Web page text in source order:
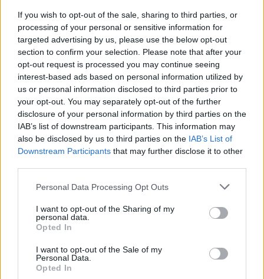
If you wish to opt-out of the sale, sharing to third parties, or
processing of your personal or sensitive information for
targeted advertising by us, please use the below opt-out
section to confirm your selection. Please note that after your
opt-out request is processed you may continue seeing
interest-based ads based on personal information utilized by
us or personal information disclosed to third parties prior to
your opt-out. You may separately opt-out of the further
disclosure of your personal information by third parties on the
IAB’s list of downstream participants. This information may
also be disclosed by us to third parties on the IAB’s List of
Downstream Participants that may further disclose it to other
Personal Data Processing Opt Outs
I want to opt-out of the Sharing of my
personal data.
Opted In
I want to opt-out of the Sale of my
Personal Data.
Opted In
maddalenini; il difensore argentinoDIEGO DI PIETRO, capitano
dell'Ilva con cui ha condiviso un quadriennio di gioie (due
campionati vinti in Eccellenza) e dolori (due retrocessioni al
playout) confermandosi un trascinatore della retroguardia
maddalenina e letale in avversaria come testimoniano i 13 gol
all'attivo.
LANUSEI
La matricola del riconfermato tecnicoAlberto Pirasha inserito
una nuova figura tecnica come quella diGianfranco Ibba, con
una esperienza pluriennale in qualità di preparatore atletico del
Cagliari ma anche tecnico di prima squadra al Tortolì e alla San
ogliastrino oltre a curare la parte atletica della prima squadra. La
l'ossatura della squadra che ha dominato il girone A di
Promozione sfiorando il "doblete" (finale di Coppa Italia persa ai
rigori contro il Coghinas) mentre il direttore sportivo Gigi Di
Maio dovrà rinforzare il parco fuoriquota e inserire alcune
senior. Tra i nuovi arrivi si profila quello dell'attaccante
villagrandese NICOLA MEREU